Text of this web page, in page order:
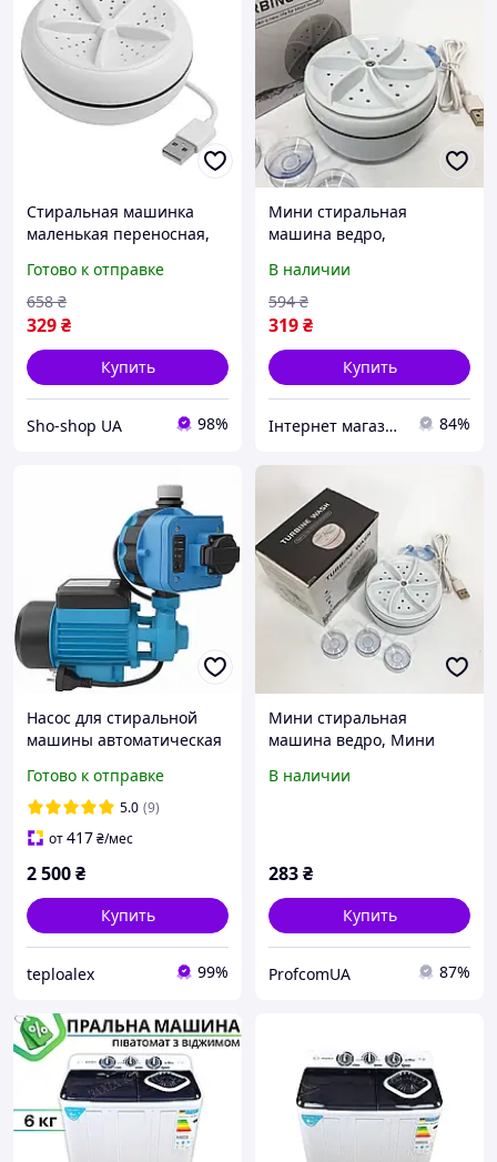
Стиральная машинка
маленькая переносная,
баком для воды Складная
машина CS-12
Готово к отправке
329₴
658 ₴
Купить
Sho-shop UA 98%
Мини стиральная
машина ведро,
переносная с баком для
воды DW-29
В наличии
319₴
594 ₴
Купить
Інтернет магазин DOMASHNIY 84%
Насос для стиральной
машины автоматическая
бака, бочки, колодца,
скважины. Повышение
давления стиралки
Готово к отправке
5.0 (9)
от417₴/мес
2 500₴
Купить
teploalex 99%
Мини стиральная
машина ведро, Мини
носков с баком для воды
В наличии
283₴
Купить
ProfcomUA 87%